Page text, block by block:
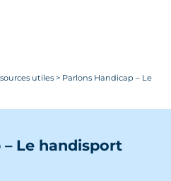
utiles > Parlons Handicap – Le
Le handisport